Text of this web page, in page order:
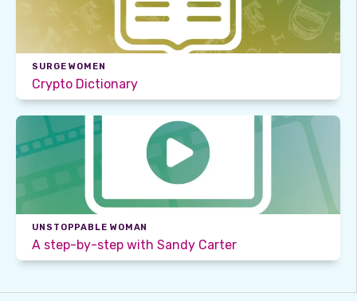
SURGE WOMEN
Crypto Dictionary
UNSTOPPABLE WOMAN
A step-by-step with Sandy Carter